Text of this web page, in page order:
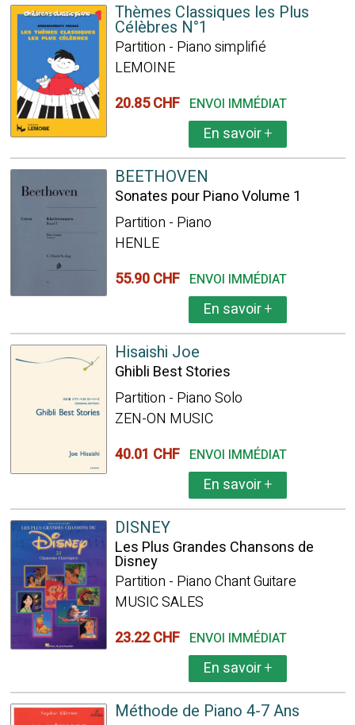
Thèmes Classiques les Plus
Célèbres N°1
Partition - Piano simplifié
LEMOINE
20.85 CHF ENVOI IMMÉDIAT
En savoir+
BEETHOVEN
Sonates pour Piano Volume 1
Partition - Piano
HENLE
55.90 CHF ENVOI IMMÉDIAT
En savoir+
Hisaishi Joe
Ghibli Best Stories
Partition - Piano Solo
ZEN-ON MUSIC
40.01 CHF ENVOI IMMÉDIAT
En savoir+
DISNEY
Les Plus Grandes Chansons de
Disney
Partition - Piano Chant Guitare
MUSIC SALES
23.22 CHF ENVOI IMMÉDIAT
En savoir+
Méthode de Piano 4-7 Ans